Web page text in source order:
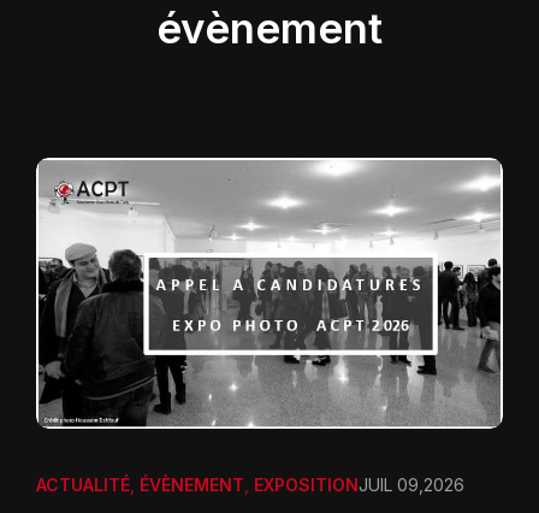
évènement
ACTUALITÉ ÉVÈNEMENT EXPOSITIONJUIL 09,2026